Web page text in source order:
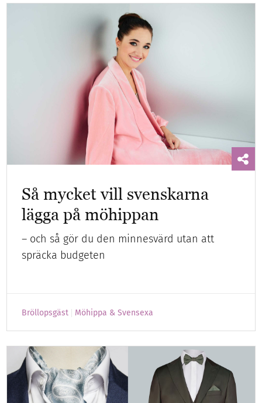
Så mycket vill svenskarna
lägga på möhippan
– och så gör du den minnesvärd utan att
spräcka budgeten
Bröllopsgäst Möhippa & Svensexa